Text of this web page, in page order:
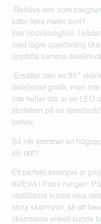
-Behövs den som
sitter flera meter bort?
Inte nödvändigtvis. I
med lägre upplösning
uppfatta samma
-Ersätter den en 85″
detaljerad grafik, men
Inte heller där är en
storleken på en
behov.
Så när kommer en
sin rätt?
Ett perfekt exempel är
AVEVA i Paris nyligen.
utställarna kunna visa
stora skärmytor, så att
skärmarna enkelt kunde